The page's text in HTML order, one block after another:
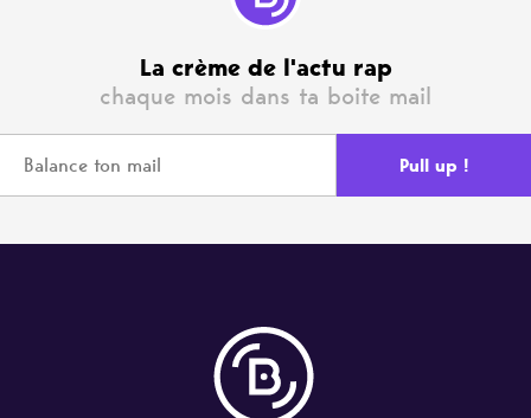
La crème de l'actu rap
chaque mois dans ta boite mail